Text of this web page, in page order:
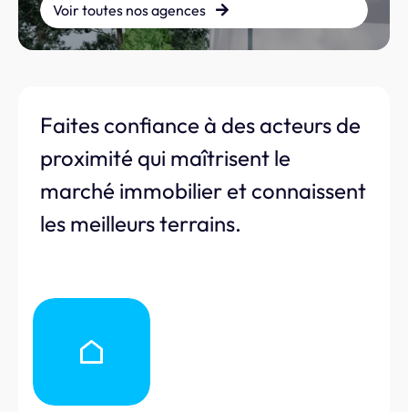
Voir toutes nos agences
Faites confiance à des acteurs de
proximité qui maîtrisent le
marché immobilier et connaissent
les meilleurs terrains.